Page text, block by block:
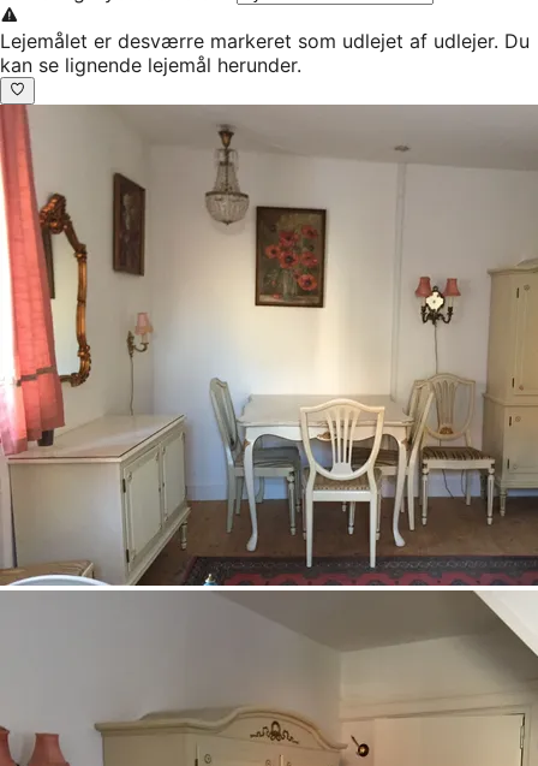
Lejemålet er desværre markeret som udlejet af udlejer. Du
kan se lignende lejemål herunder.